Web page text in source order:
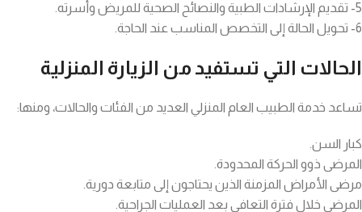
5- تقديم الإرشادات الطبية والنصائح الصحية للمريض وأسرته.
6- تحويل الحالة إلى التخصص المناسب عند الحاجة.
الحالات التي تستفيد من الزيارة المنزلية
تساعد خدمة الطبيب العام المنزلي العديد من الفئات والحالات، ومنها:
كبار السن.
المرضى ذوو الحركة المحدودة.
مرضى الأمراض المزمنة الذين يحتاجون إلى متابعة دورية.
المرضى خلال فترة التعافي بعد العمليات الجراحية.